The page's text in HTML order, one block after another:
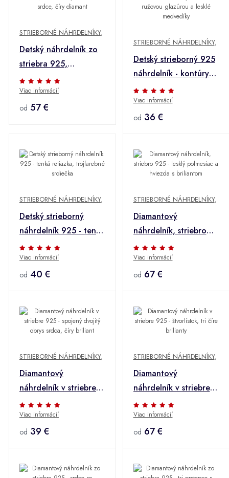
STRIEBORNÉ NÁHRDELNÍKY,
Detský náhrdelník zo
striebra 925,
nastaviteľný - ružové
srdce, číry diamant
Viac informácií
od 57 €
STRIEBORNÉ NÁHRDELNÍKY,
Detský strieborný 925
náhrdelník - kontúry
srdiečok s ružovou
glazúrou a lesklé
medvedíky
Viac informácií
od 36 €
STRIEBORNÉ NÁHRDELNÍKY,
Detský strieborný
náhrdelník 925 - tenká
retiazka, trojfarebné
srdiečka
Viac informácií
od 40 €
STRIEBORNÉ NÁHRDELNÍKY,
Diamantový
náhrdelník, striebro
925 - lesklý polmesiac
a hviezda s briliantom
Viac informácií
od 67 €
STRIEBORNÉ NÁHRDELNÍKY,
Diamantový
náhrdelník v striebre
925 - spojený dvojitý
obrys srdca, číry
briliant
Viac informácií
od 39 €
STRIEBORNÉ NÁHRDELNÍKY,
Diamantový
náhrdelník v striebre
925 - štvorlístok, tri
číre brilianty
Viac informácií
od 67 €